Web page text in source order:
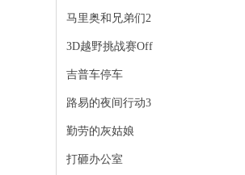
马里奥和兄弟们2
3D越野挑战赛Off
吉普车停车
路易的夜间行动3
勤劳的灰姑娘
打砸办公室